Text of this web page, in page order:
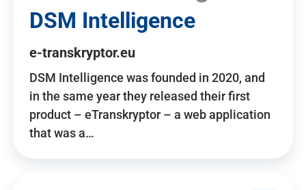
DSM Intelligence
e-transkryptor.eu
DSM Intelligence was founded in 2020, and
in the same year they released their first
product – eTranskryptor – a web application
that was a…